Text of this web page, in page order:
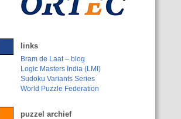
links
Bram de Laat – blog
Logic Masters India (LMI)
Sudoku Variants Series
World Puzzle Federation
puzzel archief